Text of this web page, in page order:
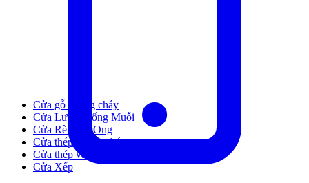
Cửa gỗ chống cháy
Cửa Lưới Chống Muỗi
Cửa Rèm Tổ Ong
Cửa thép chống cháy
Cửa thép vân gỗ
Cửa Xếp